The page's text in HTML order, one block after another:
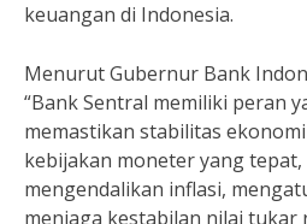
keuangan di Indonesia.
Menurut Gubernur Bank
“Bank Sentral memiliki peran
memastikan stabilitas
kebijakan moneter yang
mengendalikan inflasi,
menjaga kestabilan nilai tukar